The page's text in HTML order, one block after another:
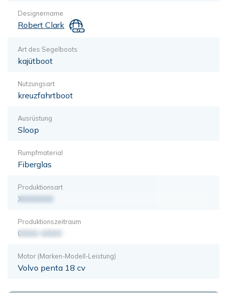
Designername
Robert Clark
Art des Segelboots
kajütboot
Nutzungsart
kreuzfahrtboot
Ausrüstung
Sloop
Rumpfmaterial
Fiberglas
Produktionsart
XXXXXXX
Produktionszeitraum
0000-0000
Motor (Marken-Modell-Leistung)
Volvo penta 18 cv